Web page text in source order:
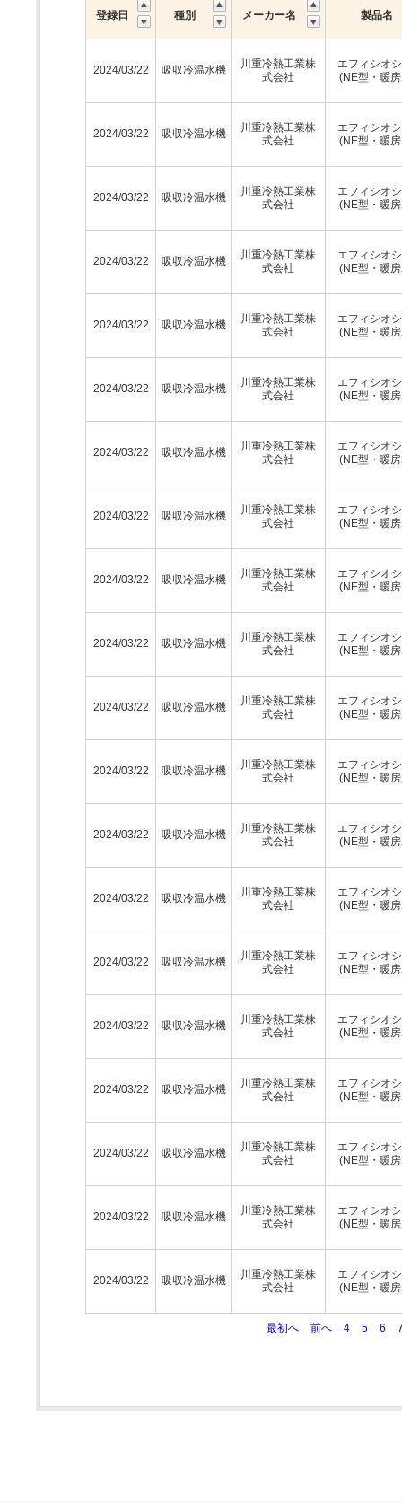
登録日 種別 メーカー名 製品名
2024/03/22 吸収冷温水機
川重冷熱工業株
式会社
エフィシオ
(NE型・暖
2024/03/22 吸収冷温水機
川重冷熱工業株
式会社
エフィシオ
(NE型・暖
2024/03/22 吸収冷温水機
川重冷熱工業株
式会社
エフィシオ
(NE型・暖
2024/03/22 吸収冷温水機
川重冷熱工業株
式会社
エフィシオ
(NE型・暖
2024/03/22 吸収冷温水機
川重冷熱工業株
式会社
エフィシオ
(NE型・暖
2024/03/22 吸収冷温水機
川重冷熱工業株
式会社
エフィシオ
(NE型・暖
2024/03/22 吸収冷温水機
川重冷熱工業株
式会社
エフィシオ
(NE型・暖
2024/03/22 吸収冷温水機
川重冷熱工業株
式会社
エフィシオ
(NE型・暖
2024/03/22 吸収冷温水機
川重冷熱工業株
式会社
エフィシオ
(NE型・暖
2024/03/22 吸収冷温水機
川重冷熱工業株
式会社
エフィシオ
(NE型・暖
2024/03/22 吸収冷温水機
川重冷熱工業株
式会社
エフィシオ
(NE型・暖
2024/03/22 吸収冷温水機
川重冷熱工業株
式会社
エフィシオ
(NE型・暖
2024/03/22 吸収冷温水機
川重冷熱工業株
式会社
エフィシオ
(NE型・暖
2024/03/22 吸収冷温水機
川重冷熱工業株
式会社
エフィシオ
(NE型・暖
2024/03/22 吸収冷温水機
川重冷熱工業株
式会社
エフィシオ
(NE型・暖
2024/03/22 吸収冷温水機
川重冷熱工業株
式会社
エフィシオ
(NE型・暖
2024/03/22 吸収冷温水機
川重冷熱工業株
式会社
エフィシオ
(NE型・暖
2024/03/22 吸収冷温水機
川重冷熱工業株
式会社
エフィシオ
(NE型・暖
2024/03/22 吸収冷温水機
川重冷熱工業株
式会社
エフィシオ
(NE型・暖
2024/03/22 吸収冷温水機
川重冷熱工業株
式会社
エフィシオ
(NE型・暖
最初へ 前へ 4 5 6